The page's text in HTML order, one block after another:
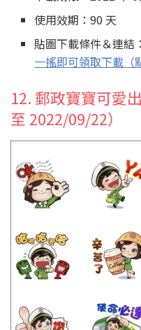
使用效期：90 天
貼圖下載條件＆連結
一搖即可領取下載（
12. 郵政寶寶可愛
至 2022/09/22）